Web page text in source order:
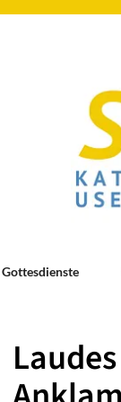
Gottesdienste